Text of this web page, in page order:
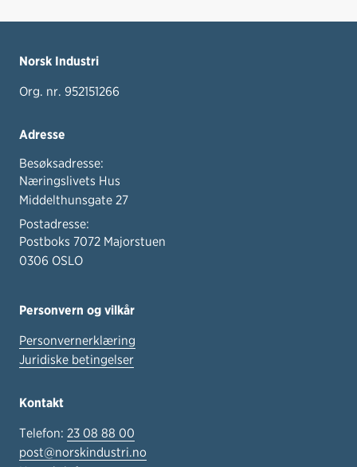
Norsk Industri
Org. nr. 952151266
Adresse
Besøksadresse:
Næringslivets Hus
Middelthunsgate 27
Postadresse:
Postboks 7072 Majorstuen
0306 OSLO
Personvern og vilkår
Personvernerklæring
Juridiske betingelser
Kontakt
Telefon: 23 08 88 00
post@norskindustri.no